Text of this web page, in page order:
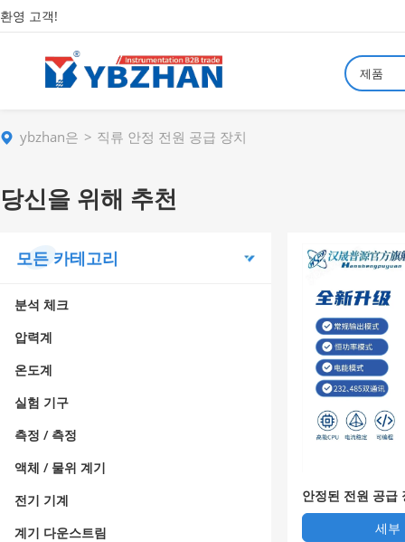
환영 고객!
제품
ybzhan은 직류 안정 전원 공급 장치
당신을 위해 추천
모든 카테고리
분석 체크
압력계
온도계
실험 기구
측정 / 측정
액체 / 물위 계기
전기 기계
계기 다운스트림
안정된 전원 공급
세부